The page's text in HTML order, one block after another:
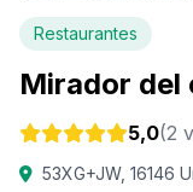
Restaurantes
Mirador del
5,0(2
53XG+JW, 16146